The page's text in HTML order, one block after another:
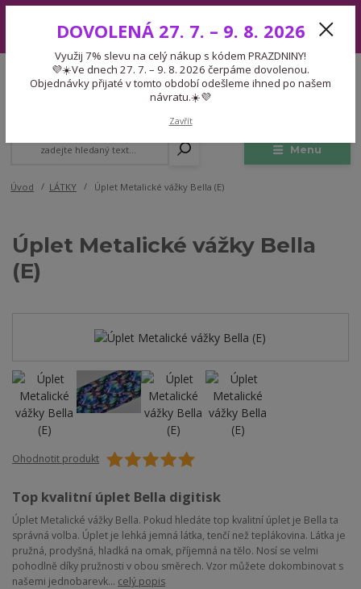
7. – 9. 8. 2026 čerpáme dovolenou. Objednávky přijaté v tomto období
odešleme ihned po našem návratu.☀️💜
Menu
CZK
Expedice 775 866 913
Po-Čt 9-15:30 Pá 9-14:30 Pauza 13-13:45
Úvod LÁTKY Úplet Metalické vážky Bella (E)
Úplet Metalické vážky Bella
(E)
Ohodnotit produkt
Top kvalitní úplet Bella digitisk
Úplet Metalické vážky Bella. Pokud hledáte top kvalitní úplet je Bella ta
správná volba. Úplet je lehká jemná látka, tenčí než teplákovina. Látka je
pružná, prodyšná, hladká na omak, příjemná na tělo. Nosí se velmi
pohodlně díky pružnosti v obou směrech. Vzor můžete dokombinovat s
našemi jednobarevk... celý popis
DOVOLENÁ 27. 7. – 9. 8. 2026
Využij 7% slevu na celý nákup s kódem PRAZDNINY!
💜☀️Ve dnech 27. 7. – 9. 8. 2026 čerpáme dovolenou.
Objednávky přijaté v tomto období odešleme ihned po našem
návratu.☀️💜
Zavřít